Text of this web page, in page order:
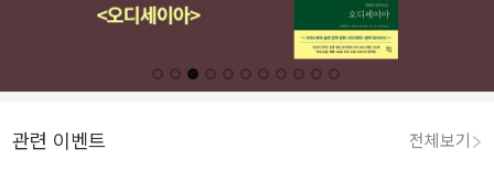
관련 이벤트 전체보기